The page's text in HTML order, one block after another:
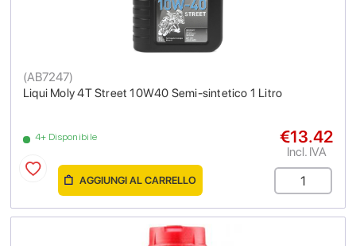
Liqui Moly 4T Street 10W40 Semi-sintetico 1 Litro
(AB7247)
4+ Disponibile €13.42
Incl. IVA
AGGIUNGI AL CARRELLO